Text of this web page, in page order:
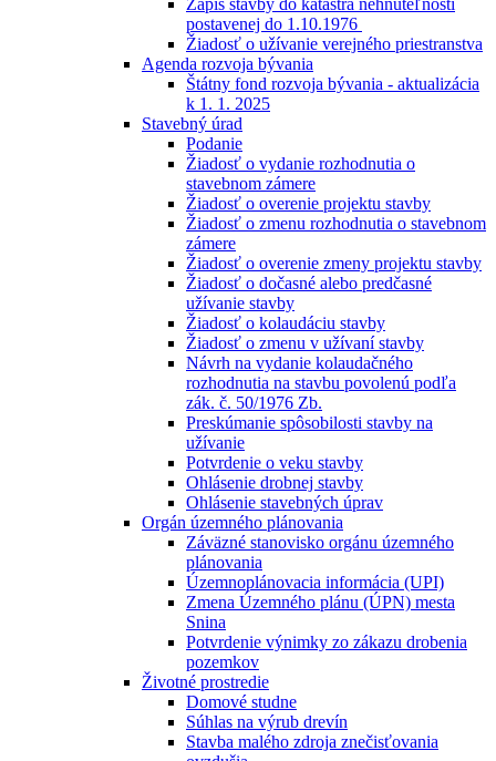
Zápis stavby do katastra nehnuteľností
postavenej do 1.10.1976
Žiadosť o užívanie verejného priestranstva
Agenda rozvoja bývania
Štátny fond rozvoja bývania - aktualizácia
k 1. 1. 2025
Stavebný úrad
Podanie
Žiadosť o vydanie rozhodnutia o
stavebnom zámere
Žiadosť o overenie projektu stavby
Žiadosť o zmenu rozhodnutia o stavebnom
zámere
Žiadosť o overenie zmeny projektu stavby
Žiadosť o dočasné alebo predčasné
užívanie stavby
Žiadosť o kolaudáciu stavby
Žiadosť o zmenu v užívaní stavby
Návrh na vydanie kolaudačného
rozhodnutia na stavbu povolenú podľa
zák. č. 50/1976 Zb.
Preskúmanie spôsobilosti stavby na
užívanie
Potvrdenie o veku stavby
Ohlásenie drobnej stavby
Ohlásenie stavebných úprav
Orgán územného plánovania
Záväzné stanovisko orgánu územného
plánovania
Územnoplánovacia informácia (UPI)
Zmena Územného plánu (ÚPN) mesta
Snina
Potvrdenie výnimky zo zákazu drobenia
pozemkov
Životné prostredie
Domové studne
Súhlas na výrub drevín
Stavba malého zdroja znečisťovania